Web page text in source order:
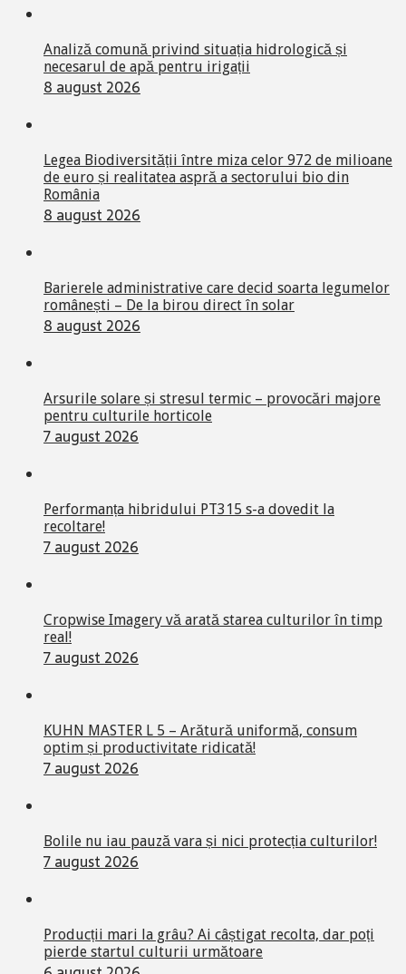
Analiză comună privind situația hidrologică și
necesarul de apă pentru irigații
8 august 2026
Legea Biodiversității între miza celor 972 de milioane
de euro și realitatea aspră a sectorului bio din
România
8 august 2026
Barierele administrative care decid soarta legumelor
românești – De la birou direct în solar
8 august 2026
Arsurile solare și stresul termic – provocări majore
pentru culturile horticole
7 august 2026
Performanța hibridului PT315 s-a dovedit la
recoltare!
7 august 2026
Cropwise Imagery vă arată starea culturilor în timp
real!
7 august 2026
KUHN MASTER L 5 – Arătură uniformă, consum
optim și productivitate ridicată!
7 august 2026
Bolile nu iau pauză vara și nici protecția culturilor!
7 august 2026
Producții mari la grâu? Ai câștigat recolta, dar poți
pierde startul culturii următoare